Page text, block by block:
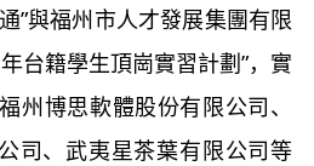
與福州市人才發展集團有限
台籍學生頂崗實習計劃”，實
州博思軟體股份有限公司、
司、武夷星茶葉有限公司等